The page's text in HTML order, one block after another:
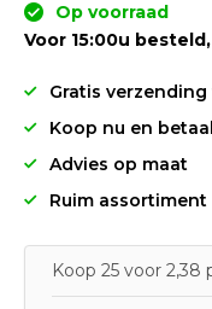
Op voorraad
Voor 15:00u
Gratis verzending
Koop nu en
Advies op maat
Ruim assortiment
Koop 25 voor 2,38